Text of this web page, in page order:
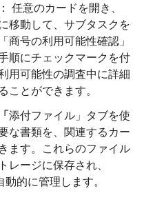
任意のカードを開き、
移動して、サブタスクを
商号の利用可能性確認」
順にチェックマークを付
用可能性の調査中に詳細
ことができます。
添付ファイル」タブを使
な書類を、関連するカー
ます。これらのファイル
レージに保存され、
的に管理します。